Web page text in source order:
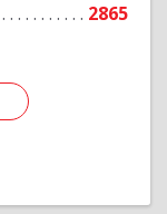
2865
Подробнее